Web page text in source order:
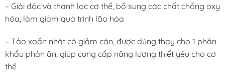
– Giải độc và thanh lọc cơ thể, bổ sung các chất chống oxy
hóa, làm giảm quá trình lão hóa
– Tảo xoắn nhật có giảm cân, được dùng thay cho 1 phần
khẩu phần ăn, giúp cung cấp năng lượng thiết yếu cho cơ
thể